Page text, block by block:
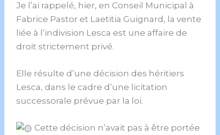
Je l’ai rappelé, hier, en Conseil Municipal à
Fabrice Pastor et Laetitia Guignard, la vente
liée à l’indivision Lesca est une affaire de
droit strictement privé.
Elle résulte d’une décision des héritiers
Lesca, dans le cadre d’une licitation
successorale prévue par la loi.
Cette décision n’avait pas à être portée